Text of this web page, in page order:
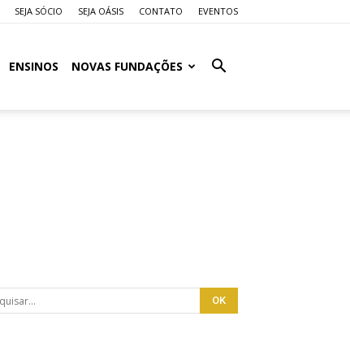
SEJA SÓCIO SEJA OÁSIS CONTATO EVENTOS
ENSINOS NOVAS FUNDAÇÕES